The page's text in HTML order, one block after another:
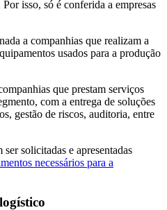
isso, só é conferida a empresas
a companhias que realizam a
usados para a produção
que prestam serviços
com a entrega de soluções
gestão de riscos, auditoria, entre
solicitadas e apresentadas
necessários para a